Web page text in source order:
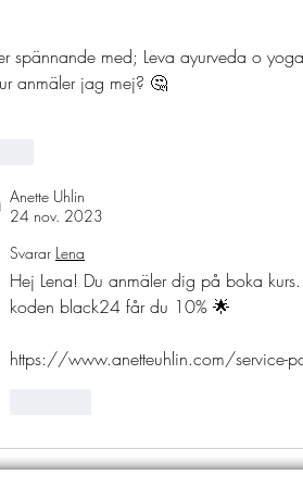
spännande med; Leva ayurveda o
anmäler jag mej? 🤔
Anette Uhlin
24 nov. 2023
Svarar Lena
Hej Lena! Du anmäler dig på boka
koden black24 får du 10% 🌟
https://www.anetteuhlin.com/service-